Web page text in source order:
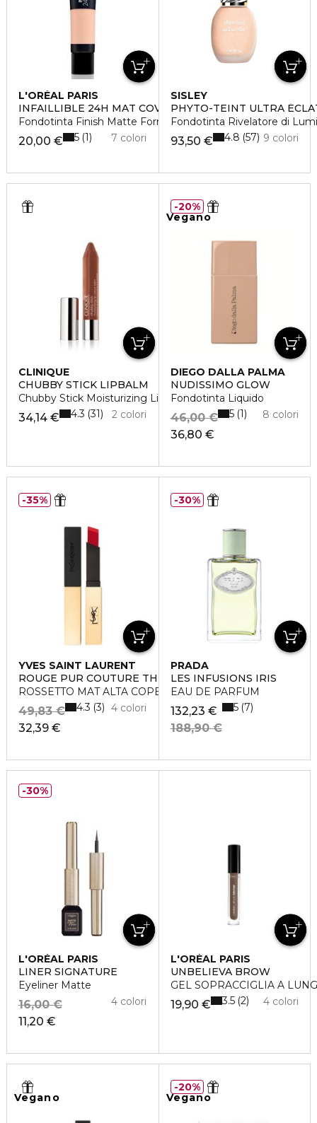
L'ORÉAL PARIS
INFAILLIBLE 24H MAT COVER
Fondotinta Finish Matte Formula a Lunga Durata
20,00 € 7 colori
5 1
SISLEY
PHYTO-TEINT ULTRA
Fondotinta Rivelatore di
93,50 € 9 colori
4.8 57
CLINIQUE
CHUBBY STICK LIPBALM
Chubby Stick Moisturizing Lip Balm
34,14 € 2 colori
4.3 31
Vegano
DIEGO DALLA PALMA
NUDISSIMO GLOW
Fondotinta Liquido
36,80 €
46,00 € 8 colori
5 1
20%
YVES SAINT LAURENT
ROUGE PUR COUTURE THE SLIM
ROSSETTO MAT ALTA COPERTURA LUNGA TENUTA
32,39 €
49,83 € 4 colori
4.3 3
35%
PRADA
LES INFUSIONS IRIS
EAU DE PARFUM
132,23 €
188,90 €
5 7
30%
L'ORÉAL PARIS
LINER SIGNATURE
Eyeliner Matte
11,20 €
16,00 € 4 colori
30%
L'ORÉAL PARIS
UNBELIEVA BROW
GEL SOPRACCIGLIA A
19,90 € 4 colori
3.5 2
Vegano Vegano
20%